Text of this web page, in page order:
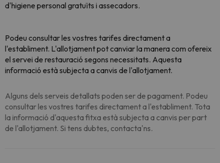
d'higiene personal gratuïts i assecadors.
Podeu consultar les vostres tarifes directament a
l'establiment. L'allotjament pot canviar la manera com ofereix
el servei de restauració segons necessitats. Aquesta
informació està subjecta a canvis de l'allotjament.
Alguns dels serveis detallats poden ser de pagament. Podeu
consultar les vostres tarifes directament a l'establiment. Tota
la informació d'aquesta fitxa està subjecta a canvis per part
de l'allotjament. Si tens dubtes, contacta'ns.